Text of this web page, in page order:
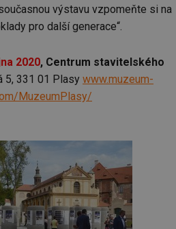
výstavu vzpomeňte si na
pro další generace“.
2020, Centrum stavitelského
5, 331 01 Plasy www.muzeum-
MuzeumPlasy/